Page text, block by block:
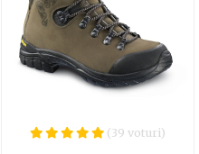
poți să te bucuri de
prietenii cu
Alege acest
Hero 5 și lasă-i pe toți în
tale de neuitat!
(39 voturi)